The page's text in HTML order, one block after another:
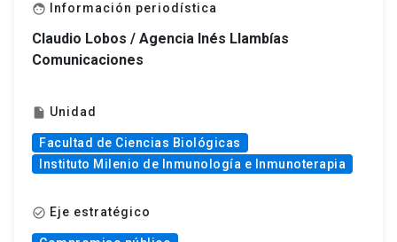
face Información periodística
Claudio Lobos / Agencia Inés Llambías
Comunicaciones
insert_drive_file Unidad
Facultad de Ciencias Biológicas
Instituto Milenio de Inmunología e Inmunoterapia
check_circle_outline Eje estratégico